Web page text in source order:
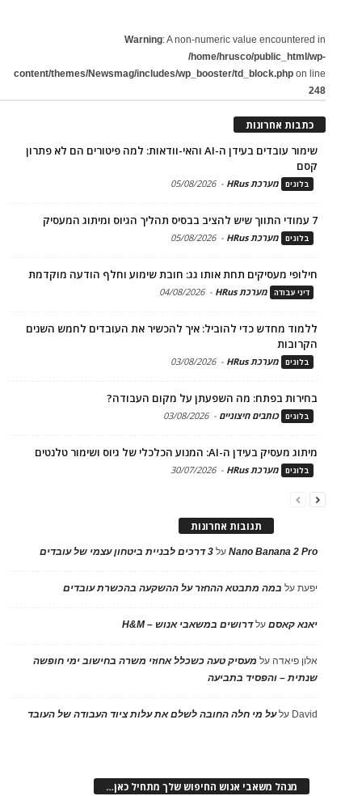
Warning: A non-numeric value encountered in
/home/hrusco/public_html/wp-
content/themes/Newsmag/includes/wp_booster/td_block.php on line
248
כתבות אחרונות
שימור עובדים בעידן ה-AI והאי-וודאות: למה פיטורים הם לא פתרון
קסם
בלוגים מערכת HRus -
05/08/2026
7 עמודי התווך שיש להציב בבסיס תהליך הגיוס ומיתוג המעסיק
בלוגים מערכת HRus -
05/08/2026
חילופי מעסיקים תחת אותו גג: חובת שימוע וחלף הודעה מוקדמת
דיני עבודה מערכת HRus -
04/08/2026
ללמוד מחדש כדי להוביל: איך להכשיר את העובדים לחמש השנים
הקרובות
בלוגים מערכת HRus -
03/08/2026
בחירות בפתח: מה השפעתן על מקום העבודה?
בלוגים כותבים חיצוניים -
03/08/2026
מיתוג מעסיק בעידן ה-AI: המנוע הכלכלי של גיוס ושימור טלנטים
בלוגים מערכת HRus -
30/07/2026
תגובות אחרונות
Nano Banana 2 Proעל 3 דרכים לבניית ביטחון עצמי של עובדים
יפעתעל במה מתבטא ההחזר על ההשקעה בהכשרת עובדים
יאנא קאסםעלדרושים במשאבי אנוש – H&M
אלון פיאדה על מעסיק טעה כשכלל אחוזי משרה בחישוב ימי חופשה
שנתית – והפסיד בתביעה
David עלעל מי חלה החובה לשלם את עלות ציוד העבודה של העובד
מנהל משאבי אנוש החיפוש שלך מתחיל כאן…